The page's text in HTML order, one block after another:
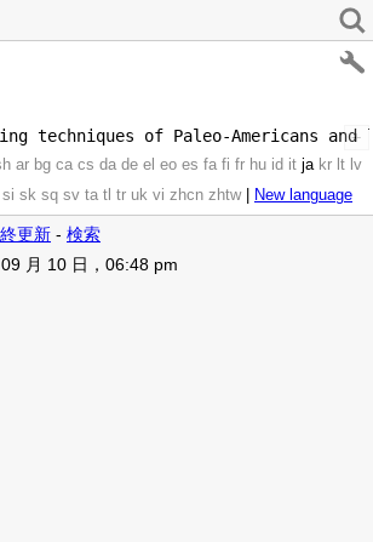
ar bg ca cs da de el eo es fa fi fr hu id it ja kr lt lv
si sk sq sv ta tl tr uk vi zhcn zhtw| New language
更新 - 検索
月 10 日，06:48 pm